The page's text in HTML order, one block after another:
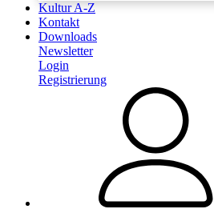
Kultur A-Z
Kontakt
Downloads
Newsletter
Login
Registrierung